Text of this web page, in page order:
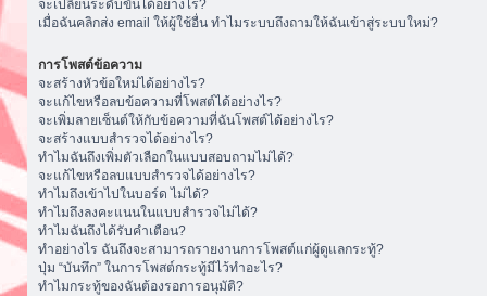
จะเปลี่ยนระดับขั้นได้อย่างไร?
เมื่อฉันคลิกส่ง email ให้ผู้ใช้อื่น ทำไมระบบถึงถามให้ฉันเข้าสู่ระบบใหม่?
การโพสต์ข้อความ
จะสร้างหัวข้อใหม่ได้อย่างไร?
จะแก้ไขหรือลบข้อความที่โพสต์ได้อย่างไร?
จะเพิ่มลายเซ็นต์ให้กับข้อความที่ฉันโพสต์ได้อย่างไร?
จะสร้างแบบสำรวจได้อย่างไร?
ทำไมฉันถึงเพิ่มตัวเลือกในแบบสอบถามไม่ได้?
จะแก้ไขหรือลบแบบสำรวจได้อย่างไร?
ทำไมถึงเข้าไปในบอร์ด ไม่ได้?
ทำไมถึงลงคะแนนในแบบสำรวจไม่ได้?
ทำไมฉันถึงได้รับคำเตือน?
ทำอย่างไร ฉันถึงจะสามารถรายงานการโพสต์แก่ผู้ดูแลกระทู้?
ปุ่ม “บันทึก” ในการโพสต์กระทู้มีไว้ทำอะไร?
ทำไมกระทู้ของฉันต้องรอการอนุมัติ?